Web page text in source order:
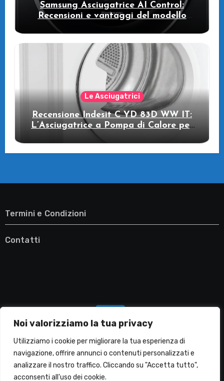
Noi valorizziamo la tua privacy
Utilizziamo i cookie per migliorare la tua esperienza di
navigazione, offrire annunci o contenuti personalizzati e
analizzare il nostro traffico. Cliccando su "Accetta tutto",
acconsenti all'uso dei cookie.
Samsung Asciugatrice AI Control:
Recensioni e vantaggi del modello
Le Asciugatrici
Recensione Indesit C YD 83D WW IT:
L’Asciugatrice a Pompa di Calore per
il Tuo Benessere
Termini e Condizioni
Contatti
Migliori Lavatrici